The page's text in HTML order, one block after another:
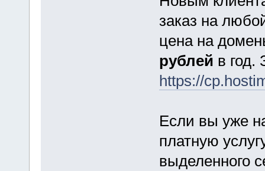
заказ на
цена на
рублей в год.
https://
Если вы уже
платную
выделенного